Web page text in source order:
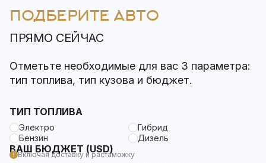
ПОДБЕРИТЕ АВТО
ПРЯМО СЕЙЧАС
Отметьте необходимые для вас 3 параметра:
тип топлива, тип кузова и бюджет.
ТИП ТОПЛИВА
Электро
Гибрид
Бензин
Дизель
ВАШ БЮДЖЕТ (USD)
Включая доставку и растаможку